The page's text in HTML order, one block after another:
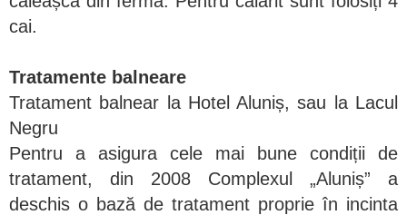
cai.
Tratamente balneare
Tratament balnear la Hotel Aluniș, sau la Lacul
Negru
Pentru a asigura cele mai bune condiții de
tratament, din 2008 Complexul „Aluniș” a
deschis o bază de tratament proprie în incinta